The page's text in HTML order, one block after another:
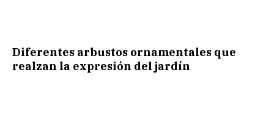
Diferentes arbustos ornamentales que
realzan la expresión del jardín